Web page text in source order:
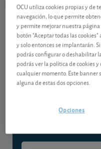
Rebajamos pues
Gestiona tu
experta
y consigue
para ti
OCU utiliza cookies propias y de
navegación, lo que permite
y permite mejorar nuestra
botón "Aceptar todas las
y solo entonces se implantarán.
podrás configurar o deshabilitar
podrás ver la política de cookies
cualquier momento. Este banner
alguna de estas dos opciones.
Opciones